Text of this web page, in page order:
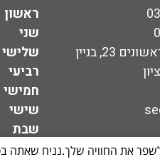
: שדרות הראשונים 23, בניין
ראשון
שני
שלישי
רביעי
חמישי
שישי
שבת
את החוויה שלך.נניח